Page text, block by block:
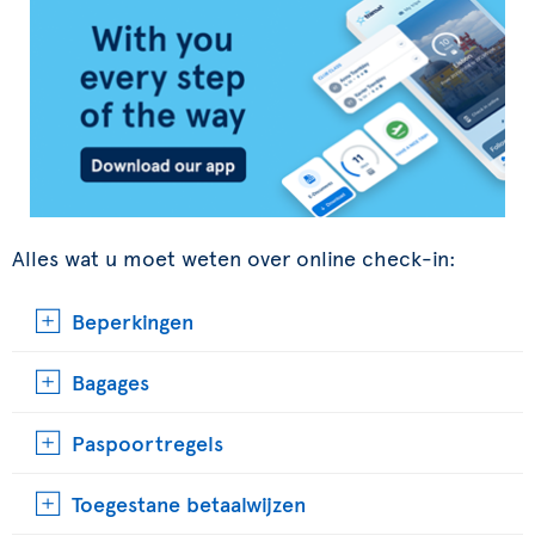
Alles wat u moet weten over online check-in:
Beperkingen
Bagages
Paspoortregels
Toegestane betaalwijzen